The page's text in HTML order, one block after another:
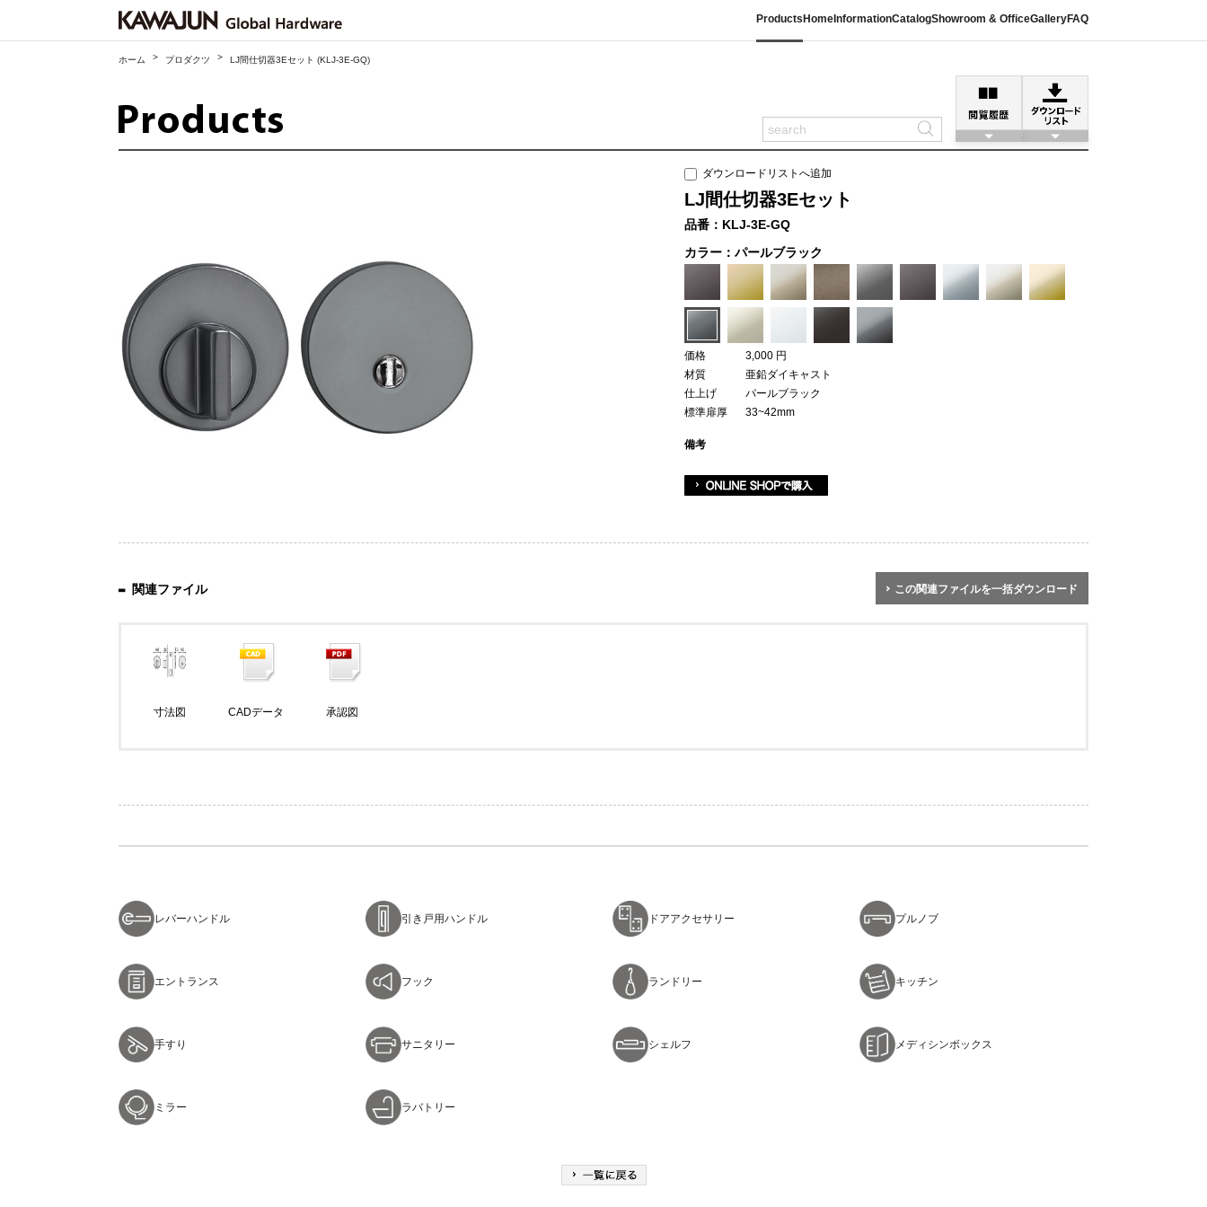
Products Home InformationCatalogShowroom & OfficeGalleryFAQ
ホーム > プロダクツ > LJ間仕切器3Eセット (KLJ-3E-GQ)
ダウンロードリストへ追加
LJ間仕切器3Eセット
品番：KLJ-3E-GQ
カラー：パールブラック
価格
3,000 円
材質
亜鉛ダイキャスト
仕上げ
パールブラック
標準扉厚
33~42mm
備考
関連ファイル この関連ファイルを一括ダウンロード
寸法図 CADデータ 承認図
レバーハンドル 引き戸用ハンドル ドアアクセサリー プルノブ
エントランス フック ランドリー キッチン
手すり サニタリー シェルフ メディシンボックス
ミラー ラバトリー